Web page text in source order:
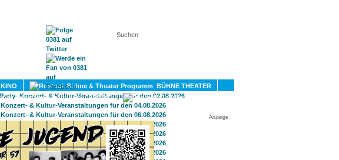
KONTAKT
KINO
BÜHNE THEATER
SPORT
Anzeige